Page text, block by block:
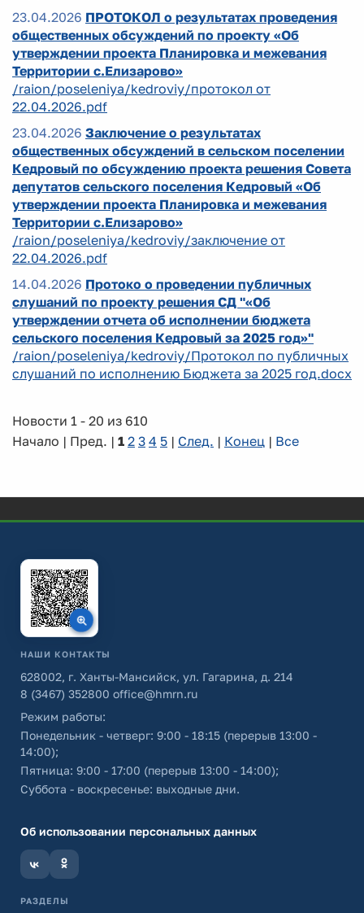
23.04.2026 ПРОТОКОЛ о результатах проведения
общественных обсуждений по проекту «Об
утверждении проекта Планировка и межевания
Территории с.Елизарово»
/raion/poseleniya/kedroviy/протокол от
22.04.2026.pdf
23.04.2026 Заключение о результатах
общественных обсуждений в сельском поселении
Кедровый по обсуждению проекта решения Совета
депутатов сельского поселения Кедровый «Об
утверждении проекта Планировка и межевания
Территории с.Елизарово»
/raion/poseleniya/kedroviy/заключение от
22.04.2026.pdf
14.04.2026 Протоко о проведении публичных
слушаний по проекту решения СД "«Об
утверждении отчета об исполнении бюджета
сельского поселения Кедровый за 2025 год»"
/raion/poseleniya/kedroviy/Протокол по публичных
слушаний по исполнению Бюджета за 2025 год.docx
Новости 1 - 20 из 610
Начало | Пред. | 1 2 3 4 5 | След. | Конец | Все
НАШИ КОНТАКТЫ
628002, г. Ханты-Мансийск, ул. Гагарина, д. 214
8 (3467) 352800 office@hmrn.ru
Режим работы:
Понедельник - четверг: 9:00 - 18:15 (перерыв 13:00 -
14:00);
Пятница: 9:00 - 17:00 (перерыв 13:00 - 14:00);
Суббота - воскресенье: выходные дни.
Об использовании персональных данных
РАЗДЕЛЫ